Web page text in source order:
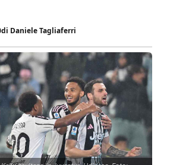
di Daniele Tagliaferri